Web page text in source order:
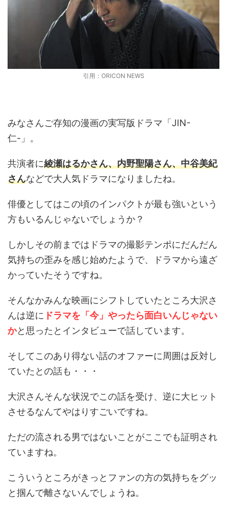
引用：ORICON NEWS
みなさんご存知の漫画の実写版ドラマ「JIN-
仁-」。
共演者に綾瀬はるかさん、内野聖陽さん、中谷美紀
さんなどで大人気ドラマになりましたね。
俳優としてはこの頃のインパクトが最も強いという
方もいるんじゃないでしょうか？
しかしその前まではドラマの撮影テンポにだんだん
気持ちの歪みを感じ始めたようで、ドラマから遠ざ
かっていたそうですね。
そんなかみんな映画にシフトしていたところ大沢さ
んは逆に ドラマを「今」やったら面白いんじゃない
かと思ったとインタビューで話しています。
そしてこのあり得ない話のオファーに周囲は反対し
ていたとの話も・・・
大沢さんそんな状況でこの話を受け、逆に大ヒット
させるなんてやはりすごいですね。
ただの流される男ではないことがここでも証明され
ていますね。
こういうところがきっとファンの方の気持ちをグッ
と掴んで離さないんでしょうね。